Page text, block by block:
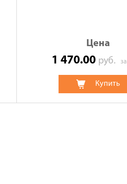
Цена
1 470.00 руб.
Купить